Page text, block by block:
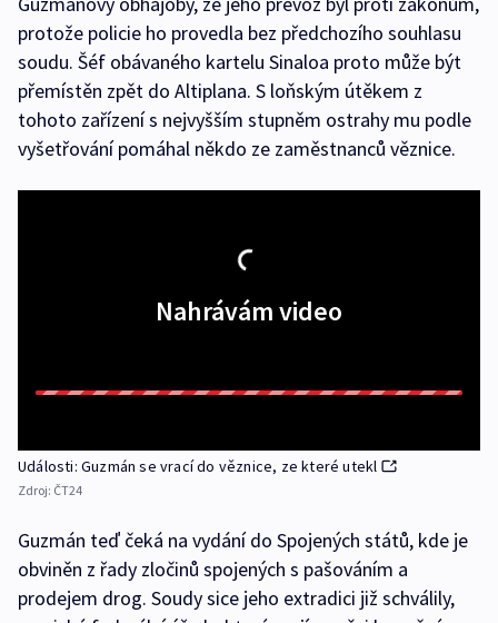
protože policie ho provedla bez předchozího souhlasu
soudu. Šéf obávaného kartelu Sinaloa proto může být
přemístěn zpět do Altiplana. S loňským útěkem z
tohoto zařízení s nejvyšším stupněm ostrahy mu podle
vyšetřování pomáhal někdo ze zaměstnanců věznice.
Nahrávám video
Události: Guzmán se vrací do věznice, ze které utekl
Zdroj: ČT24
Guzmán teď čeká na vydání do Spojených států, kde je
obviněn z řady zločinů spojených s pašováním a
prodejem drog. Soudy sice jeho extradici již schválily,